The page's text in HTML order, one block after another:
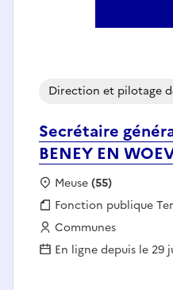
Secrétaire
BENEY EN
Direction et pilotage
Localisation :
Meuse(55)
Fonction publique :
Fonction publique
Employeur :
Communes
En ligne depuis le 29